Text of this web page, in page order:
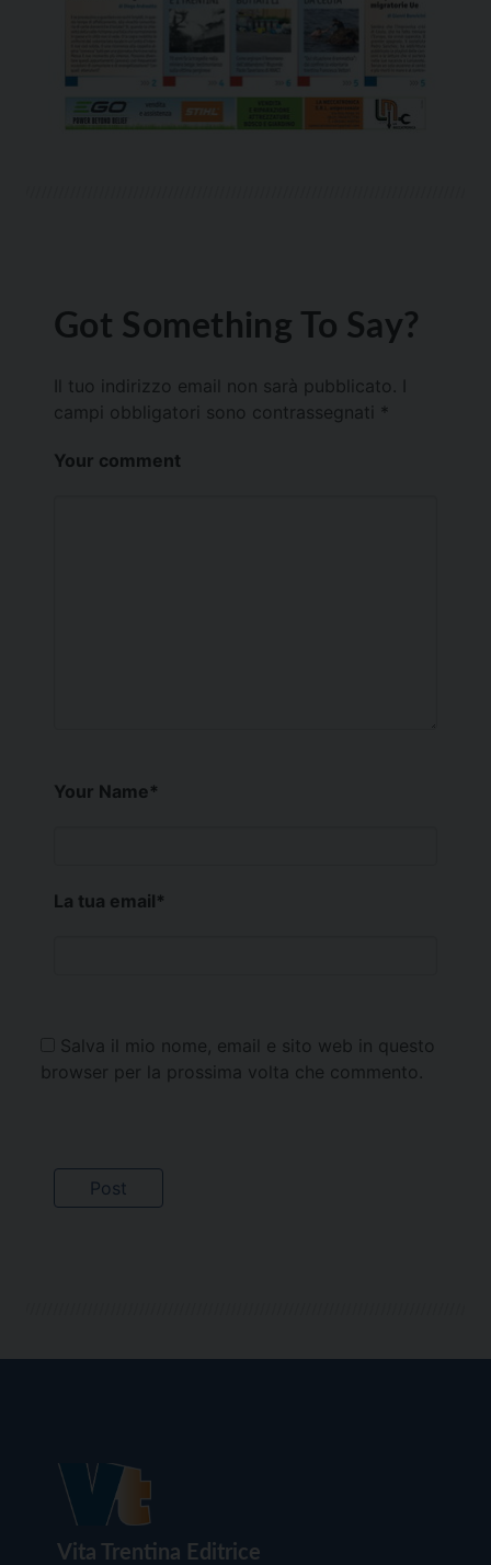
Got Something To Say?
Il tuo indirizzo email non sarà pubblicato.
campi obbligatori sono contrassegnati *
Your comment
Your Name*
La tua email*
Salva il mio nome, email e sito web in questo
browser per la prossima volta che commento.
Vita Trentina Editrice